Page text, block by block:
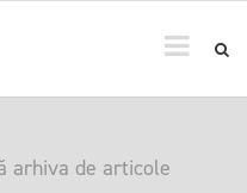
arhiva de articole